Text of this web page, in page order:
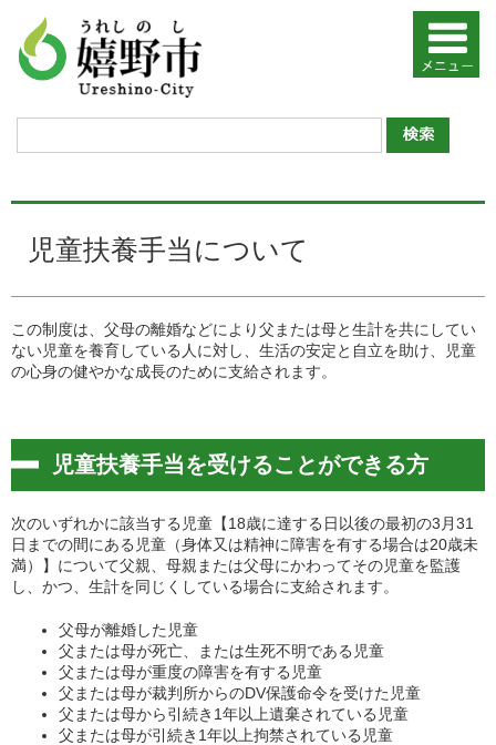
児童扶養手当について
この制度は、父母の離婚などにより父または母と生計を共にしてい
ない児童を養育している人に対し、生活の安定と自立を助け、児童
の心身の健やかな成長のために支給されます。
児童扶養手当を受けることができる方
次のいずれかに該当する児童【18歳に達する日以後の最初の3月31
日までの間にある児童（身体又は精神に障害を有する場合は20歳未
満）】について父親、母親または父母にかわってその児童を監護
し、かつ、生計を同じくしている場合に支給されます。
父母が離婚した児童
父または母が死亡、または生死不明である児童
父または母が重度の障害を有する児童
父または母が裁判所からのDV保護命令を受けた児童
父または母から引続き1年以上遺棄されている児童
父または母が引続き1年以上拘禁されている児童